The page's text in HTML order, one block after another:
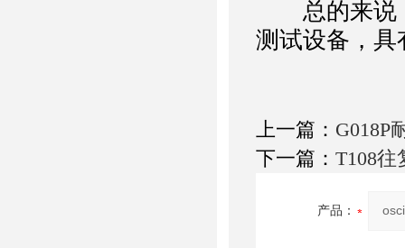
总的来说，
测试设备，具
上一篇： G018P
下一篇： T108往
产品：